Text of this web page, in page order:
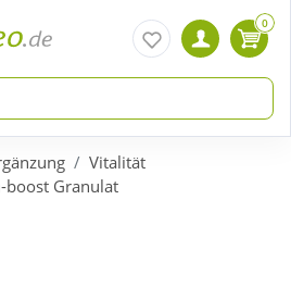
0
Vitalität
boost Granulat